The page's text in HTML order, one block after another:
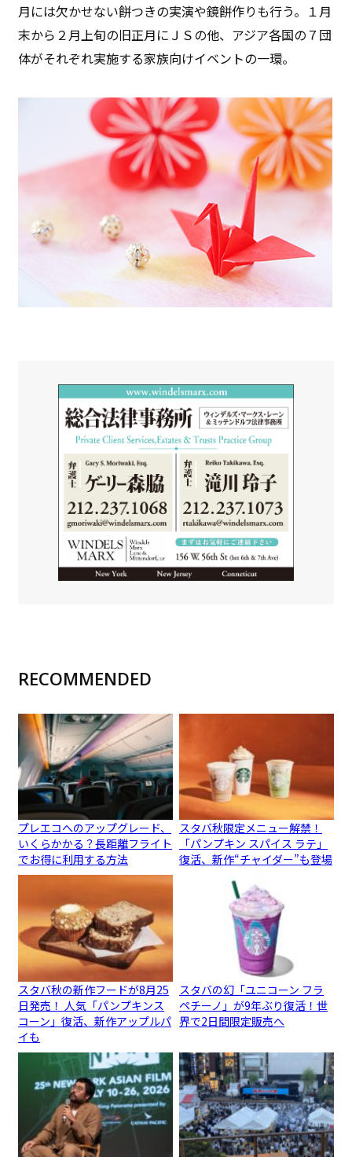
月には欠かせない餅つきの実演や鏡餅作りも行う。１月
末から２月上旬の旧正月にＪＳの他、アジア各国の７団
体がそれぞれ実施する家族向けイベントの一環。
RECOMMENDED
プレエコへのアップグレード、
いくらかかる？長距離フライト
でお得に利用する方法
スタバ秋限定メニュー解禁！
「パンプキン スパイス ラテ」
復活、新作“チャイダー”も登場
スタバ秋の新作フードが8月25
日発売！ 人気「パンプキンス
コーン」復活、新作アップルパ
イも
スタバの幻「ユニコーン フラ
ペチーノ」が9年ぶり復活！世
界で2日間限定販売へ